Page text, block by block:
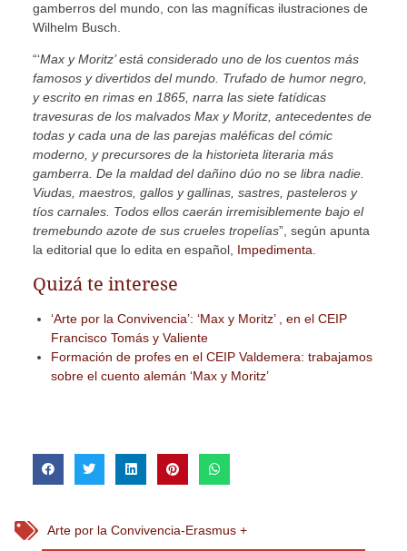
gamberros del mundo, con las magníficas ilustraciones de
Wilhelm Busch.
“‘Max y Moritz’ está considerado uno de los cuentos más
famosos y divertidos del mundo. Trufado de humor negro,
y escrito en rimas en 1865, narra las siete fatídicas
travesuras de los malvados Max y Moritz, antecedentes de
todas y cada una de las parejas maléficas del cómic
moderno, y precursores de la historieta literaria más
gamberra. De la maldad del dañino dúo no se libra nadie.
Viudas, maestros, gallos y gallinas, sastres, pasteleros y
tíos carnales. Todos ellos caerán irremisiblemente bajo el
tremebundo azote de sus crueles tropelías”, según apunta
la editorial que lo edita en español, Impedimenta.
Quizá te interese
‘Arte por la Convivencia’: ‘Max y Moritz’ , en el CEIP
Francisco Tomás y Valiente
Formación de profes en el CEIP Valdemera: trabajamos
sobre el cuento alemán ‘Max y Moritz’
Arte por la Convivencia-Erasmus +